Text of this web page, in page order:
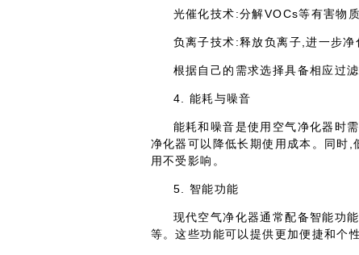
光催化技术:分解VOCs等有害物质
负离子技术:释放负离子,进一步净
根据自己的需求选择具备相应过
4. 能耗与噪音
能耗和噪音是使用空气净化器时
净化器可以降低长期使用成本。同时
用不受影响。
5. 智能功能
现代空气净化器通常配备智能功
等。这些功能可以提供更加便捷和个